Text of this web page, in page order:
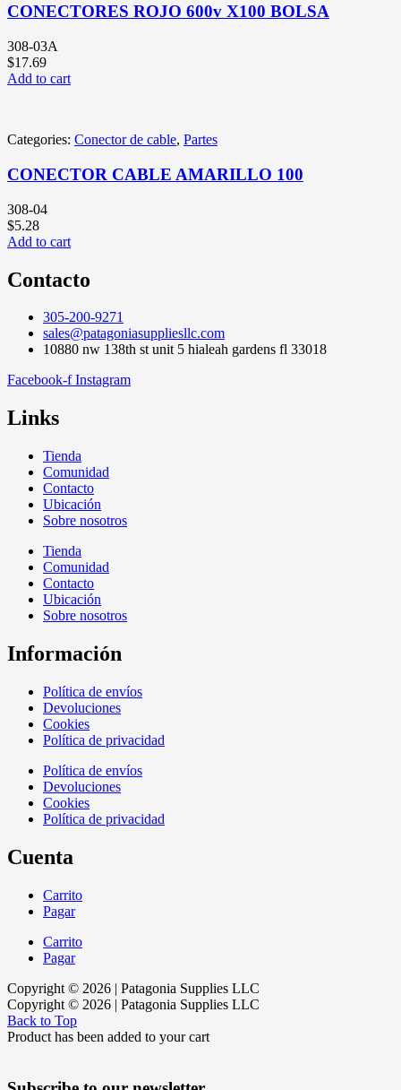
CONECTORES ROJO 600v X100 BOLSA
308-03A
$17.69
Add to cart
Categories: Conector de cable, Partes
CONECTOR CABLE AMARILLO 100
308-04
$5.28
Add to cart
Contacto
305-200-9271
sales@patagoniasuppliesllc.com
10880 nw 138th st unit 5 hialeah gardens fl 33018
Facebook-f Instagram
Links
Tienda
Comunidad
Contacto
Ubicación
Sobre nosotros
Tienda
Comunidad
Contacto
Ubicación
Sobre nosotros
Información
Política de envíos
Devoluciones
Cookies
Política de privacidad
Política de envíos
Devoluciones
Cookies
Política de privacidad
Cuenta
Carrito
Pagar
Carrito
Pagar
Copyright © 2026 | Patagonia Supplies LLC
Copyright © 2026 | Patagonia Supplies LLC
Back to Top
Product has been added to your cart